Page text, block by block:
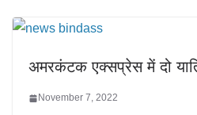
अमरकंटक एक्सप्रेस में दो
November 7, 2022